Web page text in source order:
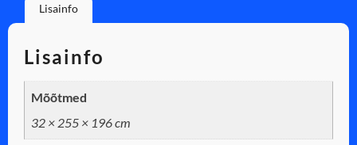
Lisainfo
Lisainfo
Mõõtmed
32 × 255 × 196 cm